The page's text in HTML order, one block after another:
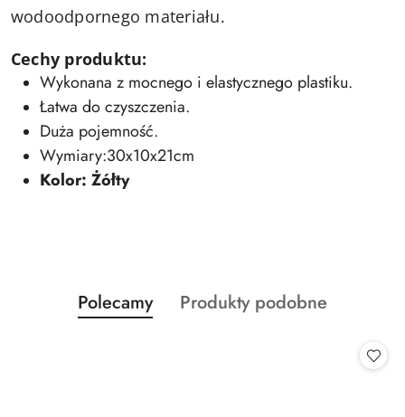
wodoodpornego materiału.
Cechy produktu:
Wykonana z mocnego i elastycznego plastiku.
Łatwa do czyszczenia.
Duża pojemność.
Wymiary:30x10x21cm
Kolor: Żółty
Pomiń karuzelę produktów
Produkty
o
Polecamy
Produkty
Produkty podobne